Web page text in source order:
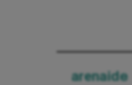
arenaide